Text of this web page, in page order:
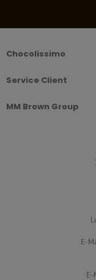
Chocolissimo
Service Client
MM Brown Group
E-
E-